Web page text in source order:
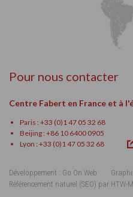
Pour nous contacter
Centre Fabert en France et à
Paris : +33 (0)1 47 05 32 68
Beijing : +86 10 6400 0905
Lyon : +33 (0)1 47 05 32 68
Développement : Go On Web
Référencement naturel (SEO) par HTW-